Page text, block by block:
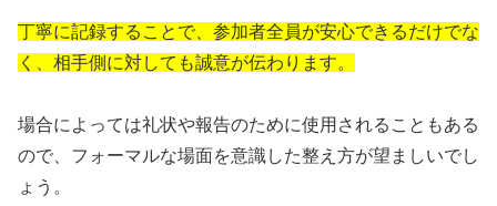
丁寧に記録することで、参加者全員が安心できるだけでな
く、相手側に対しても誠意が伝わります。
場合によっては礼状や報告のために使用されることもある
ので、フォーマルな場面を意識した整え方が望ましいでし
ょう。